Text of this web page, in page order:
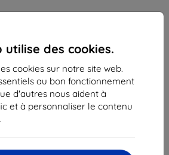
utilise des cookies.
cookies sur notre site web.
au bon fonctionnement
d'autres nous aident à
et à personnaliser le contenu
2A
d’entreprise :